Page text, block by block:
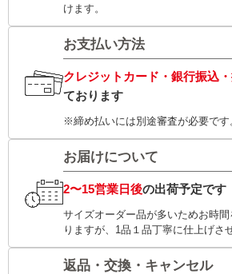
けます。
お支払い方法
クレジットカード・銀行振込
ております
※締め払いには別途審査が必要です
お届けについて
2〜15営業日後の出荷予定です
サイズオーダー品が多いためお時
りますが、1品１品丁寧に仕上げさ
返品・交換・キャンセル